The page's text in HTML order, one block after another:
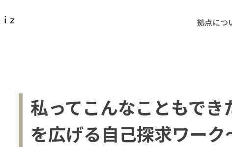
拠点につ
お知らせ
よくあるご質問
私ってこんなこともで
を広げる自己探求ワーク